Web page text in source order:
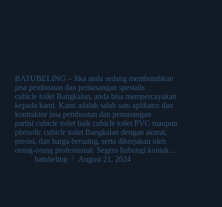
BATUBELING – Jika anda sedang membutuhkan
jasa pembuatan dan pemasangan spesialis
cubicle toilet Bangkalan, anda bisa mempercayakan
kepada kami. Kami adalah salah satu aplikator dan
kontraktor jasa pembuatan dan pemasangan
partisi cubicle toilet baik cubicle toilet PVC maupun
phenolic cubicle toilet Bangkalan dengan akurat,
presisi, dan harga bersaing, serta dikerjakan oleh
orang-orang professional. Segera hubungi kontak…
batubeling
August 21, 2024